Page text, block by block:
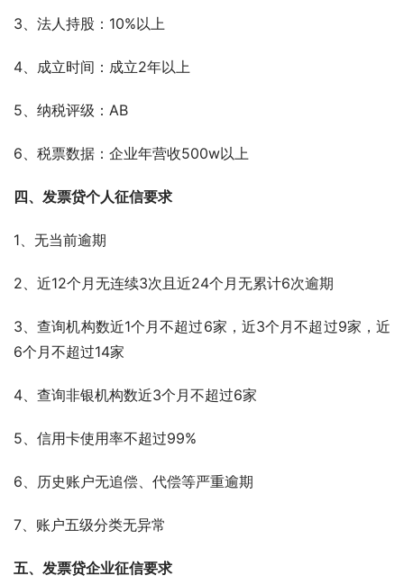
3、法人持股：10%以上
4、成立时间：成立2年以上
5、纳税评级：AB
6、税票数据：企业年营收500w以上
四、发票贷个人征信要求
1、无当前逾期
2、近12个月无连续3次且近24个月无累计6次逾期
3、查询机构数近1个月不超过6家，近3个月不超过9家，近
6个月不超过14家
4、查询非银机构数近3个月不超过6家
5、信用卡使用率不超过99%
6、历史账户无追偿、代偿等严重逾期
7、账户五级分类无异常
五、发票贷企业征信要求